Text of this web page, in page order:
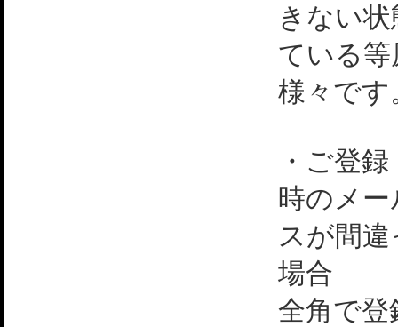
きない
ている
様々です
・ご登
時のメ
スが間
場合
全角で